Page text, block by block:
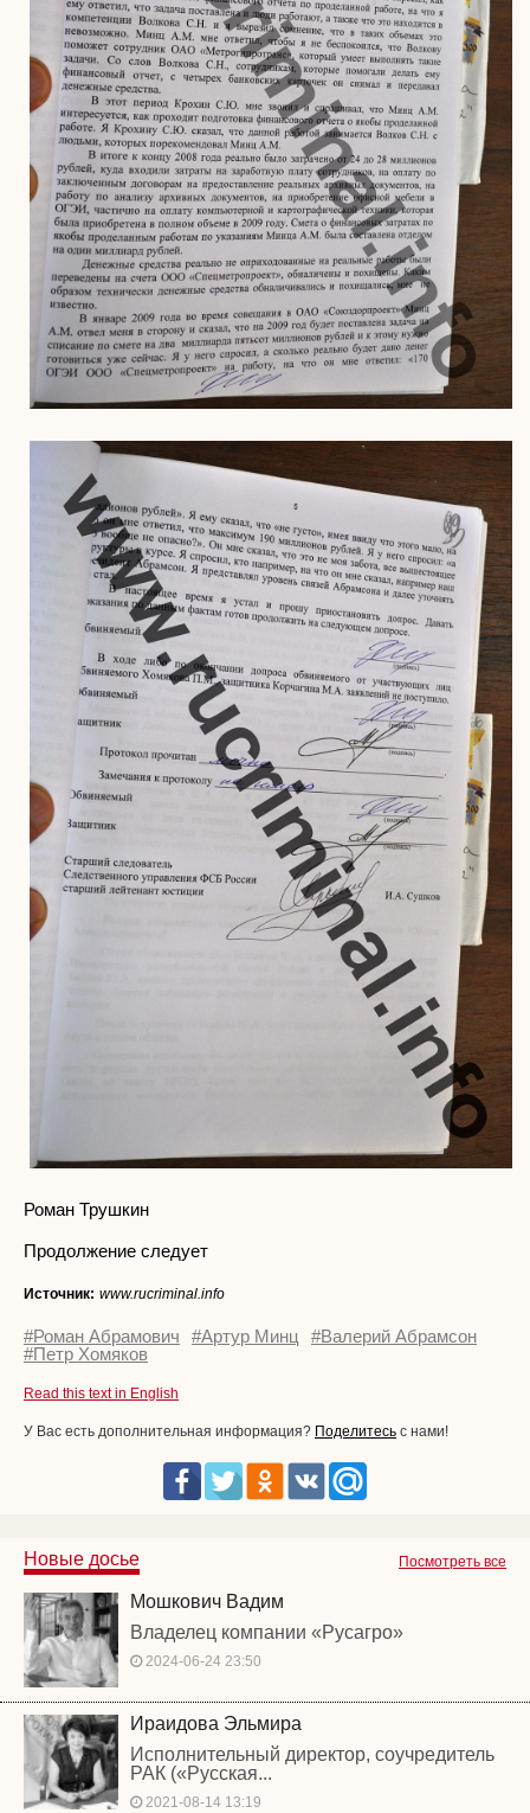
Роман Трушкин
Продолжение следует
Источник: www.rucriminal.info
#Роман Абрамович #Артур Минц
#Валерий Абрамсон
#Петр Хомяков
Read this text in English
У Вас есть дополнительная информация? Поделитесь с нами!
Посмотреть все
Новые досье
Мошкович Вадим
Владелец компании «Русагро»
2024-06-24 23:50
Ираидова Эльмира
Исполнительный директор, соучредитель
РАК («Русская...
2021-08-14 13:19